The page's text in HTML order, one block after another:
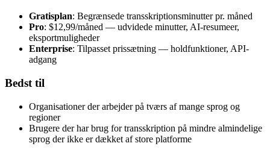
Gratisplan: Begrænsede transskriptionsminutter pr. måned
Pro: $12,99/måned — udvidede minutter, AI-resumeer,
eksportmuligheder
Enterprise: Tilpasset prissætning — holdfunktioner, API-
adgang
Bedst til
Organisationer der arbejder på tværs af mange sprog og
regioner
Brugere der har brug for transskription på mindre almindelige
sprog der ikke er dækket af store platforme